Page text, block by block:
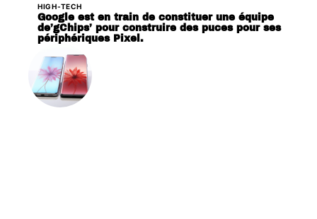
HIGH-TECH
Google est en train de constituer une équipe
de’gChips’ pour construire des puces pour ses
périphériques Pixel.